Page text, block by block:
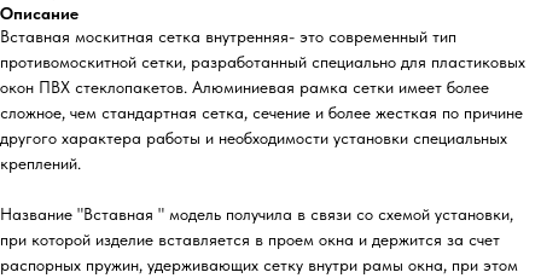
Описание
Вставная москитная сетка внутренняя- это современный тип
противомоскитной сетки, разработанный специально для пластиковых
окон ПВХ стеклопакетов. Алюминиевая рамка сетки имеет более
сложное, чем стандартная сетка, сечение и более жесткая по причине
другого характера работы и необходимости установки специальных
креплений.
Название "Вставная " модель получила в связи со схемой установки,
при которой изделие вставляется в проем окна и держится за счет
распорных пружин, удерживающих сетку внутри рамы окна, при этом